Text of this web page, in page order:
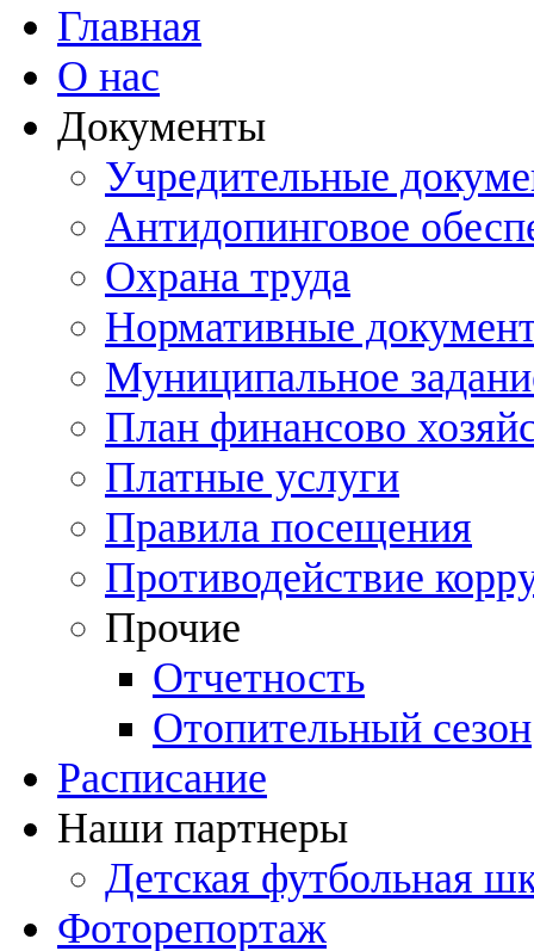
Главная
О нас
Документы
Учредительные
Антидопинговое
Охрана труда
Нормативные
Муниципальное
План финансово
Платные услуги
Правила посещения
Противодействие
Прочие
Отчетность
Отопительный сезон
Расписание
Наши партнеры
Детская футбольная
Фоторепортаж